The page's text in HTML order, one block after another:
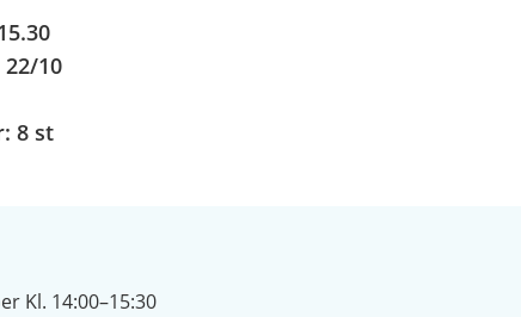
22/10
8 st
Kl. 14:00–15:30